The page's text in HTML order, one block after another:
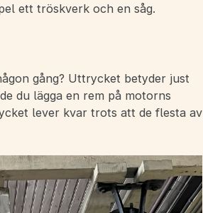
ett tröskverk och en såg.
gång? Uttrycket betyder just
du lägga en rem på motorns
lever kvar trots att de flesta av